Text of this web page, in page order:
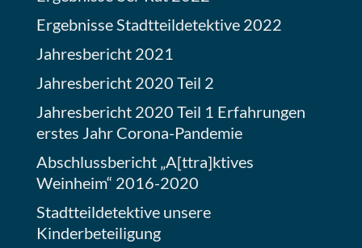
Ergebnisse Stadtteildetektive 2022
Jahresbericht 2021
Jahresbericht 2020 Teil 2
Jahresbericht 2020 Teil 1 Erfahrungen
erstes Jahr Corona-Pandemie
Abschlussbericht „A[ttra]ktives
Weinheim“ 2016-2020
Stadtteildetektive unsere
Kinderbeteiligung